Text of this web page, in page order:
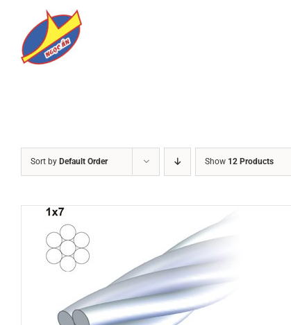
content
Sort by Default Order Show 12 Products
DETAILS